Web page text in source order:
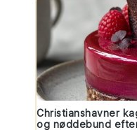
Christianshavner
og nøddebund